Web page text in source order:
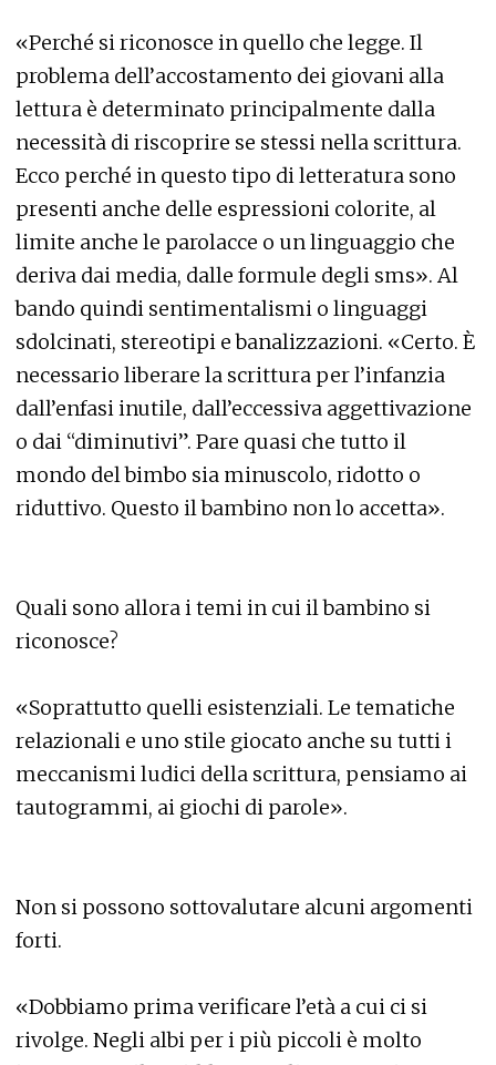
«Perché si riconosce in quello che legge. Il
problema dell’accostamento dei giovani alla
lettura è determinato principalmente dalla
necessità di riscoprire se stessi nella scrittura.
Ecco perché in questo tipo di letteratura sono
presenti anche delle espressioni colorite, al
limite anche le parolacce o un linguaggio che
deriva dai media, dalle formule degli sms». Al
bando quindi sentimentalismi o linguaggi
sdolcinati, stereotipi e banalizzazioni. «Certo. È
necessario liberare la scrittura per l’infanzia
dall’enfasi inutile, dall’eccessiva aggettivazione
o dai “diminutivi”. Pare quasi che tutto il
mondo del bimbo sia minuscolo, ridotto o
riduttivo. Questo il bambino non lo accetta».
Quali sono allora i temi in cui il bambino si
riconosce?
«Soprattutto quelli esistenziali. Le tematiche
relazionali e uno stile giocato anche su tutti i
meccanismi ludici della scrittura, pensiamo ai
tautogrammi, ai giochi di parole».
Non si possono sottovalutare alcuni argomenti
forti.
«Dobbiamo prima verificare l’età a cui ci si
rivolge. Negli albi per i più piccoli è molto